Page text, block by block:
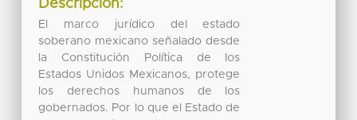
Descripción:
El marco jurídico del estado
soberano mexicano señalado desde
la Constitución Política de los
Estados Unidos Mexicanos, protege
los derechos humanos de los
gobernados. Por lo que el Estado de